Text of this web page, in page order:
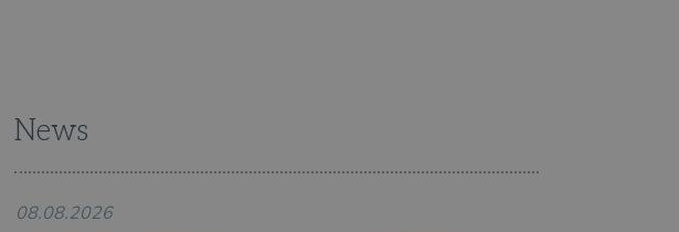
News
08.08.2026